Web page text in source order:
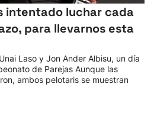
intentado luchar cada
para llevarnos esta
Laso y Jon Ander Albisu, un día
de Parejas Aunque las
ambos pelotaris se muestran